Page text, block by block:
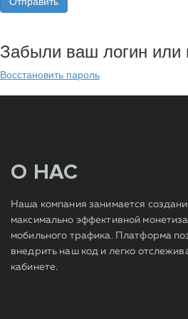
Забыли ваш логин или
Восстановить пароль
О НАС
Наша компания занимается
максимально эффективной
мобильного трафика. Платформа
внедрить наш код и легко
кабинете.